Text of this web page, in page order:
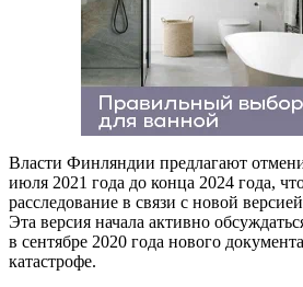
Власти Финляндии предлагают
июля 2021 года до конца 2024 года,
расследование в связи с новой
Эта версия начала активно
в сентябре 2020 года нового
катастрофе.